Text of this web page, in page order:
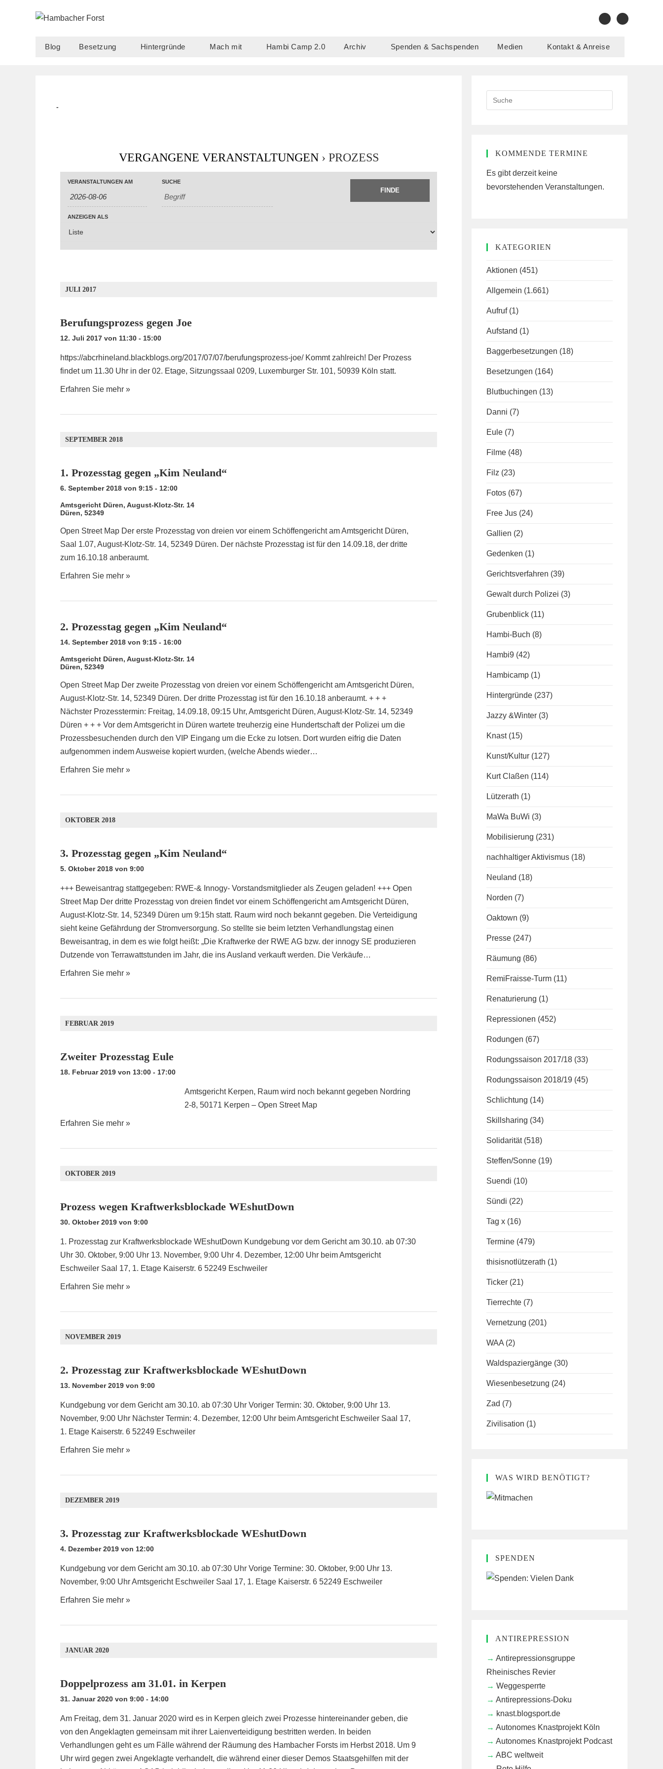
Blog Besetzung Hintergründe Mach mit Hambi Camp 2.0 Archiv Spenden & Sachspenden Medien Kontakt & Anreise
VERGANGENE VERANSTALTUNGEN› PROZESS
S
L
G
E
N
S
C
E
N
N
T
A
V
G
A
T
I
T
T
G
E
S
U
C
E
VERANSTALTUNGEN AM SUCHE
N
G
N
S
C
N
N
V
I
G
A
T
I
N
ANZEIGEN ALS
JULI 2017
Berufungsprozess gegen Joe
12. Juli 2017 von 11:30 - 15:00
https://abcrhineland.blackblogs.org/2017/07/07/berufungsprozess-joe/ Kommt zahlreich! Der Prozess
findet um 11.30 Uhr in der 02. Etage, Sitzungssaal 0209, Luxemburger Str. 101, 50939 Köln statt.
Erfahren Sie mehr »
SEPTEMBER 2018
1. Prozesstag gegen „Kim Neuland“
6. September 2018 von 9:15 - 12:00
Amtsgericht Düren, August-Klotz-Str. 14
Düren, 52349
Open Street Map Der erste Prozesstag von dreien vor einem Schöffengericht am Amtsgericht Düren,
Saal 1.07, August-Klotz-Str. 14, 52349 Düren. Der nächste Prozesstag ist für den 14.09.18, der dritte
zum 16.10.18 anberaumt.
Erfahren Sie mehr »
2. Prozesstag gegen „Kim Neuland“
14. September 2018 von 9:15 - 16:00
Amtsgericht Düren, August-Klotz-Str. 14
Düren, 52349
Open Street Map Der zweite Prozesstag von dreien vor einem Schöffengericht am Amtsgericht Düren,
August-Klotz-Str. 14, 52349 Düren. Der dritte Prozesstag ist für den 16.10.18 anberaumt. + + +
Nächster Prozesstermin: Freitag, 14.09.18, 09:15 Uhr, Amtsgericht Düren, August-Klotz-Str. 14, 52349
Düren + + + Vor dem Amtsgericht in Düren wartete treuherzig eine Hundertschaft der Polizei um die
Prozessbesuchenden durch den VIP Eingang um die Ecke zu lotsen. Dort wurden eifrig die Daten
aufgenommen indem Ausweise kopiert wurden, (welche Abends wieder…
Erfahren Sie mehr »
OKTOBER 2018
3. Prozesstag gegen „Kim Neuland“
5. Oktober 2018 von 9:00
+++ Beweisantrag stattgegeben: RWE-& Innogy- Vorstandsmitglieder als Zeugen geladen! +++ Open
Street Map Der dritte Prozesstag von dreien findet vor einem Schöffengericht am Amtsgericht Düren,
August-Klotz-Str. 14, 52349 Düren um 9:15h statt. Raum wird noch bekannt gegeben. Die Verteidigung
sieht keine Gefährdung der Stromversorgung. So stellte sie beim letzten Verhandlungstag einen
Beweisantrag, in dem es wie folgt heißt: „Die Kraftwerke der RWE AG bzw. der innogy SE produzieren
Dutzende von Terrawattstunden im Jahr, die ins Ausland verkauft werden. Die Verkäufe…
Erfahren Sie mehr »
FEBRUAR 2019
Zweiter Prozesstag Eule
18. Februar 2019 von 13:00 - 17:00
Amtsgericht Kerpen, Raum wird noch bekannt gegeben Nordring
2-8, 50171 Kerpen – Open Street Map
Erfahren Sie mehr »
OKTOBER 2019
Prozess wegen Kraftwerksblockade WEshutDown
30. Oktober 2019 von 9:00
1. Prozesstag zur Kraftwerksblockade WEshutDown Kundgebung vor dem Gericht am 30.10. ab 07:30
Uhr 30. Oktober, 9:00 Uhr 13. November, 9:00 Uhr 4. Dezember, 12:00 Uhr beim Amtsgericht
Eschweiler Saal 17, 1. Etage Kaiserstr. 6 52249 Eschweiler
Erfahren Sie mehr »
NOVEMBER 2019
2. Prozesstag zur Kraftwerksblockade WEshutDown
13. November 2019 von 9:00
Kundgebung vor dem Gericht am 30.10. ab 07:30 Uhr Voriger Termin: 30. Oktober, 9:00 Uhr 13.
November, 9:00 Uhr Nächster Termin: 4. Dezember, 12:00 Uhr beim Amtsgericht Eschweiler Saal 17,
1. Etage Kaiserstr. 6 52249 Eschweiler
Erfahren Sie mehr »
DEZEMBER 2019
3. Prozesstag zur Kraftwerksblockade WEshutDown
4. Dezember 2019 von 12:00
Kundgebung vor dem Gericht am 30.10. ab 07:30 Uhr Vorige Termine: 30. Oktober, 9:00 Uhr 13.
November, 9:00 Uhr Amtsgericht Eschweiler Saal 17, 1. Etage Kaiserstr. 6 52249 Eschweiler
Erfahren Sie mehr »
JANUAR 2020
Doppelprozess am 31.01. in Kerpen
31. Januar 2020 von 9:00 - 14:00
Am Freitag, dem 31. Januar 2020 wird es in Kerpen gleich zwei Prozesse hintereinander geben, die
von den Angeklagten gemeinsam mit ihrer Laienverteidigung bestritten werden. In beiden
Verhandlungen geht es um Fälle während der Räumung des Hambacher Forsts im Herbst 2018. Um 9
Uhr wird gegen zwei Angeklagte verhandelt, die während einer dieser Demos Staatsgehilfen mit der
this
KOMMENDE TERMINE
Es gibt derzeit keine
bevorstehenden Veranstaltungen.
KATEGORIEN
Aktionen (451)
Allgemein (1.661)
Aufruf (1)
Aufstand (1)
Baggerbesetzungen (18)
Besetzungen (164)
Blutbuchingen (13)
Danni (7)
Eule (7)
Filme (48)
Filz (23)
Fotos (67)
Free Jus (24)
Gallien (2)
Gedenken (1)
Gerichtsverfahren (39)
Gewalt durch Polizei (3)
Grubenblick (11)
Hambi-Buch (8)
Hambi9 (42)
Hambicamp (1)
Hintergründe (237)
Jazzy &Winter (3)
Knast (15)
Kunst/Kultur (127)
Kurt Claßen (114)
Lützerath (1)
MaWa BuWi (3)
Mobilisierung (231)
nachhaltiger Aktivismus (18)
Neuland (18)
Norden (7)
Oaktown (9)
Presse (247)
Räumung (86)
RemiFraisse-Turm (11)
Renaturierung (1)
Repressionen (452)
Rodungen (67)
Rodungssaison 2017/18 (33)
Rodungssaison 2018/19 (45)
Schlichtung (14)
Skillsharing (34)
Solidarität (518)
Steffen/Sonne (19)
Suendi (10)
Sündi (22)
Tag x (16)
Termine (479)
thisisnotlützerath (1)
Ticker (21)
Tierrechte (7)
Vernetzung (201)
WAA (2)
Waldspaziergänge (30)
Wiesenbesetzung (24)
Zad (7)
Zivilisation (1)
WAS WIRD BENÖTIGT?
SPENDEN
ANTIREPRESSION
Antirepressionsgruppe
Rheinisches Revier
Weggesperrte
Antirepressions-Doku
knast.blogsport.de
Autonomes Knastprojekt Köln
Autonomes Knastprojekt Podcast
ABC weltweit